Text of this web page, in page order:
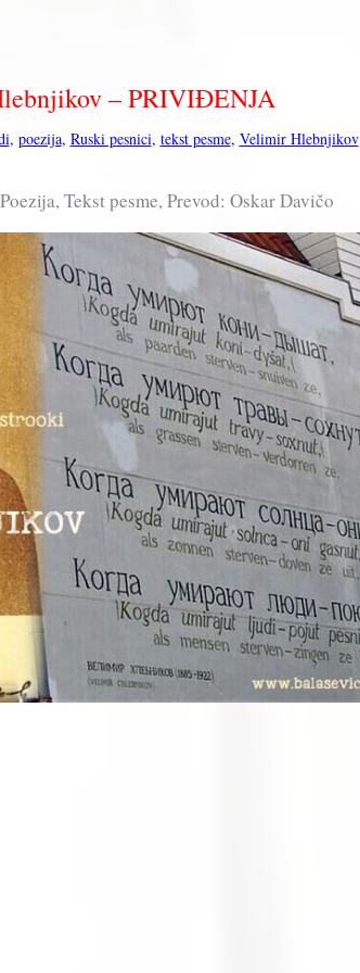
– PRIVIĐENJA
, poezija, Ruski pesnici, tekst pesme, Velimir Hlebnjikov
Tekst pesme, Prevod: Oskar Davičo